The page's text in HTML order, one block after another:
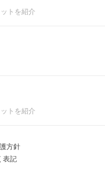
トを紹介
トを紹介
方針
表記